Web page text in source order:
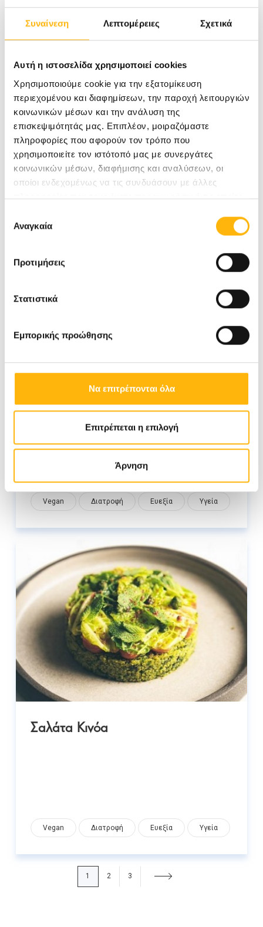
Συναίνεση Λεπτομέρειες Σχετικά
Αυτή η ιστοσελίδα χρησιμοποιεί cookies
Χρησιμοποιούμε cookie για την εξατομίκευση
περιεχομένου και διαφημίσεων, την παροχή λειτουργιών
κοινωνικών μέσων και την ανάλυση της
επισκεψιμότητάς μας. Επιπλέον, μοιραζόμαστε
πληροφορίες που αφορούν τον τρόπο που
χρησιμοποιείτε τον ιστότοπό μας με συνεργάτες
κοινωνικών μέσων, διαφήμισης και αναλύσεων, οι
οποίοι ενδεχομένως να τις συνδυάσουν με άλλες
πληροφορίες που τους έχετε παραχωρήσει ή τις οποίες
των υπηρεσιών τους.
συγκατάθεσης
Αναγκαία
Προτιμήσεις
Στατιστικά
Εμπορικής προώθησης
Να επιτρέπονται όλα
Επιτρέπεται η επιλογή
Άρνηση
Μπάλες πρωτεΐνης, ιδανικές για
υποστήριξη εντερικής υγείας
Διατροφή Υγεία
Vegan Burger Μανιταριού
Vegan Διατροφή Ευεξία Υγεία
Σαλάτα Κινόα
Vegan Διατροφή Ευεξία Υγεία
1 2 3